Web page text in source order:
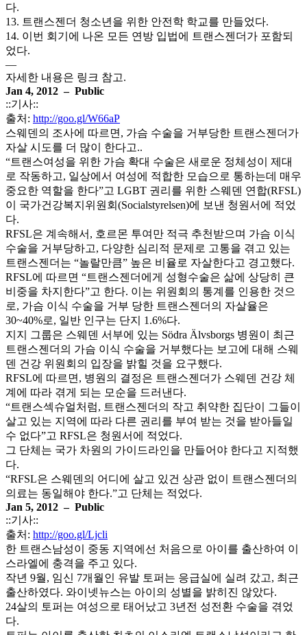
다.
13. 트랜스젠더 청소년을 위한 안전학 학교를 만들었다.
14. 이번 회기에 나온 모든 연방 입법에 트랜스젠더가 포함되
었다.
—
자세한 내용은 링크 참고.
Jan 4, 2012 – Public
::기사::
출처: http://goo.gl/W66aP
스웨덴의 조사에 따르면, 가슴 수술을 거부당한 트랜스젠더가
자살 시도를 더 많이 한다고..
“트랜스여성을 위한 가슴 확대 수술은 새로운 정체성이 제대
로 작동하고, 일상에서 여성에 적합한 모습으로 통하는데 매우
중요한 역할을 한다”고 LGBT 권리를 위한 스웨덴 연합(RFSL)
이 국가건강복지위원회(Socialstyrelsen)에 보낸 청원서에 적었
다.
RFSL은 계속해서, 호르몬 투여만 적극 추천받으며 가슴 이식
수술을 거부당하고, 다양한 심리적 문제로 고통을 겪고 있는
트랜스젠더는 “놀랄만큼” 높은 비율로 자살한다고 경고했다.
RFSL에 따르면 “트랜스젠더에게 성형수술은 삶에 상당히 큰
비중을 차지한다”고 한다. 이는 위원회의 통계를 인용한 것으
로, 가슴 이식 수술을 거부 당한 트랜스젠더의 자살율은
30~40%로, 일반 인구는 단지 1.6%다.
지지 그룹은 스웨덴 서부에 있는 Södra Älvsborgs 병원이 최근
트랜스젠더의 가슴 이식 수술을 거부했다는 보고에 대해 스웨
덴 건강 위원회의 입장을 밝힐 것을 요구했다.
RFSL에 따르면, 병원의 결정은 트랜스젠더가 스웨덴 건강 체
계에 따라 겪게 되는 모순을 드러낸다.
“트랜스섹슈얼처럼, 트랜스젠더의 작고 취약한 집단이 그들이
살고 있는 지역에 따라 다른 권리를 부여 받는 것을 받아들일
수 없다”고 RFSL은 청원서에 적었다.
그 단체는 국가 차원의 가이드라인을 만들어야 한다고 지적했
다.
“RFSL은 스웨덴의 어디에 살고 있건 상관 없이 트랜스젠더의
의료는 동일해야 한다.”고 단체는 적었다.
Jan 5, 2012 – Public
::기사::
출처: http://goo.gl/Ljcli
한 트랜스남성이 중동 지역에선 처음으로 아이를 출산하여 이
스라엘에 충격을 주고 있다.
작년 9월, 임신 7개월인 유발 토퍼는 응급실에 실려 갔고, 최근
출산하였다. 와이넷뉴스는 아이의 성별을 밝히진 않았다.
24살의 토퍼는 여성으로 태어났고 3년전 성전환 수술을 겪었
다.